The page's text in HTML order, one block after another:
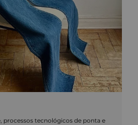
processos tecnológicos de ponta e